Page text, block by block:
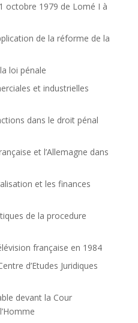
octobre 1979 de Lomé I à
de la réforme de la
loi pénale
et industrielles
dans le droit pénal
et l’Allemagne dans
et les finances
de la procedure
française en 1984
d’Etudes Juridiques
devant la Cour